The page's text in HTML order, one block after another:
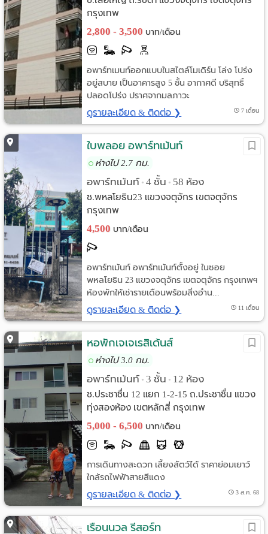
กรุงเทพ
2,800 - 3,500 บาท/เดือน
อพาร์ทเมนท์ออกแบบในสไตล์โมเดิร์น โล่ง โปร่ง
อยู่สบาย เป็นอาคารสูง 5 ชั้น อากาศดี บริสุทธิ์
ปลอดโปร่ง ปราศจากมลภาวะ
ดูรายละเอียด & ติดต่อ ❯ 7 เดือน
ใบพลอย อพาร์ทเม้นท์
ห่างไป 2.7 กม.
อพาร์ทเม้นท์ • 4 ชั้น • 58 ห้อง
ซ.พหลโยธิน23 แขวงจตุจักร เขตจตุจักร
กรุงเทพ
4,500 บาท/เดือน
อพาร์ทเม้นท์ อพาร์ทเม้นท์ตั้งอยู่ ในซอย
พหลโยธิน 23 แขวงจตุจักร เขตจตุจักร กรุงเทพฯ
ห้องพักให้เช่ารายเดือนพร้อมสิ่งอำน...
ดูรายละเอียด & ติดต่อ ❯ 11 เดือน
หอพักเจเจเรสิเด้นส์
ห่างไป 3.0 กม.
อพาร์ทเม้นท์ • 3 ชั้น • 12 ห้อง
ซ.ประชาชื่น 12 แยก 1-2-15 ถ.ประชาชื่น แขวง
ทุ่งสองห้อง เขตหลักสี่ กรุงเทพ
5,000 - 6,500 บาท/เดือน
การเดินทางสะดวก เลี้ยงสัตว์ได้ ราคาย่อมเยาว์
ใกล้รถไฟฟ้าสายสีแดง
ดูรายละเอียด & ติดต่อ ❯ 3 ส.ค. 68
เรือนนวล รีสอร์ท